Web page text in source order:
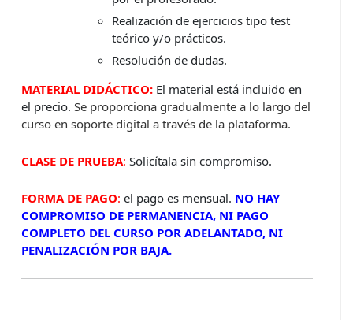
Realización de ejercicios tipo test
teórico y/o prácticos.
Resolución de dudas.
MATERIAL DIDÁCTICO: El material está incluido en
el precio.Se proporciona gradualmente a lo largo del
curso en soporte digital a través de la plataforma.
CLASE DE PRUEBA: Solicítala sin compromiso.
FORMA DE PAGO: el pago es mensual. NO HAY
COMPROMISO DE PERMANENCIA, NI PAGO
COMPLETO DEL CURSO POR ADELANTADO, NI
PENALIZACIÓN POR BAJA.